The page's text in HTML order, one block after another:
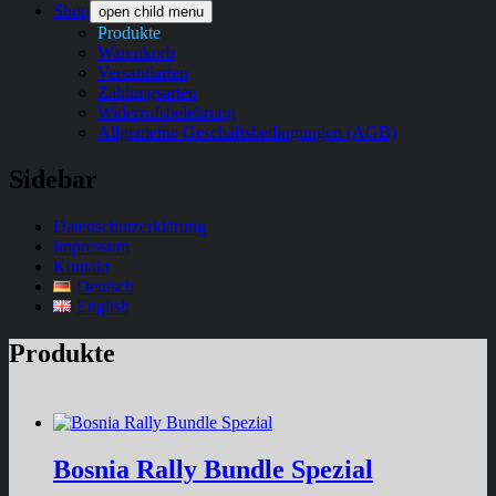
Shop open child menu
Produkte
Warenkorb
Versandarten
Zahlungsarten
Widerrufsbelehrung
Allgemeine Geschäftsbedingungen (AGB)
Sidebar
Datenschutzerklärung
Impressum
Kontakt
Deutsch
English
Produkte
Bosnia Rally Bundle Spezial